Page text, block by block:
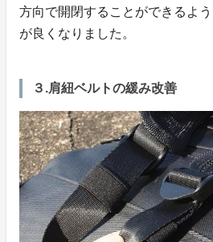
方向で開閉することができるよ
が良くなりました。
３.肩紐ベルトの緩み改善